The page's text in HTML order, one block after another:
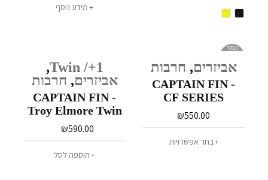
מידע נוסף
נגמר
אביזרים, חרבות
CAPTAIN FIN -
CF SERIES
₪550.00
בחר אפשרויות
Twin /+1
,
אביזרים, חרבות
CAPTAIN FIN -
Troy Elmore Twin
Brown
₪590.00
הוספה לסל